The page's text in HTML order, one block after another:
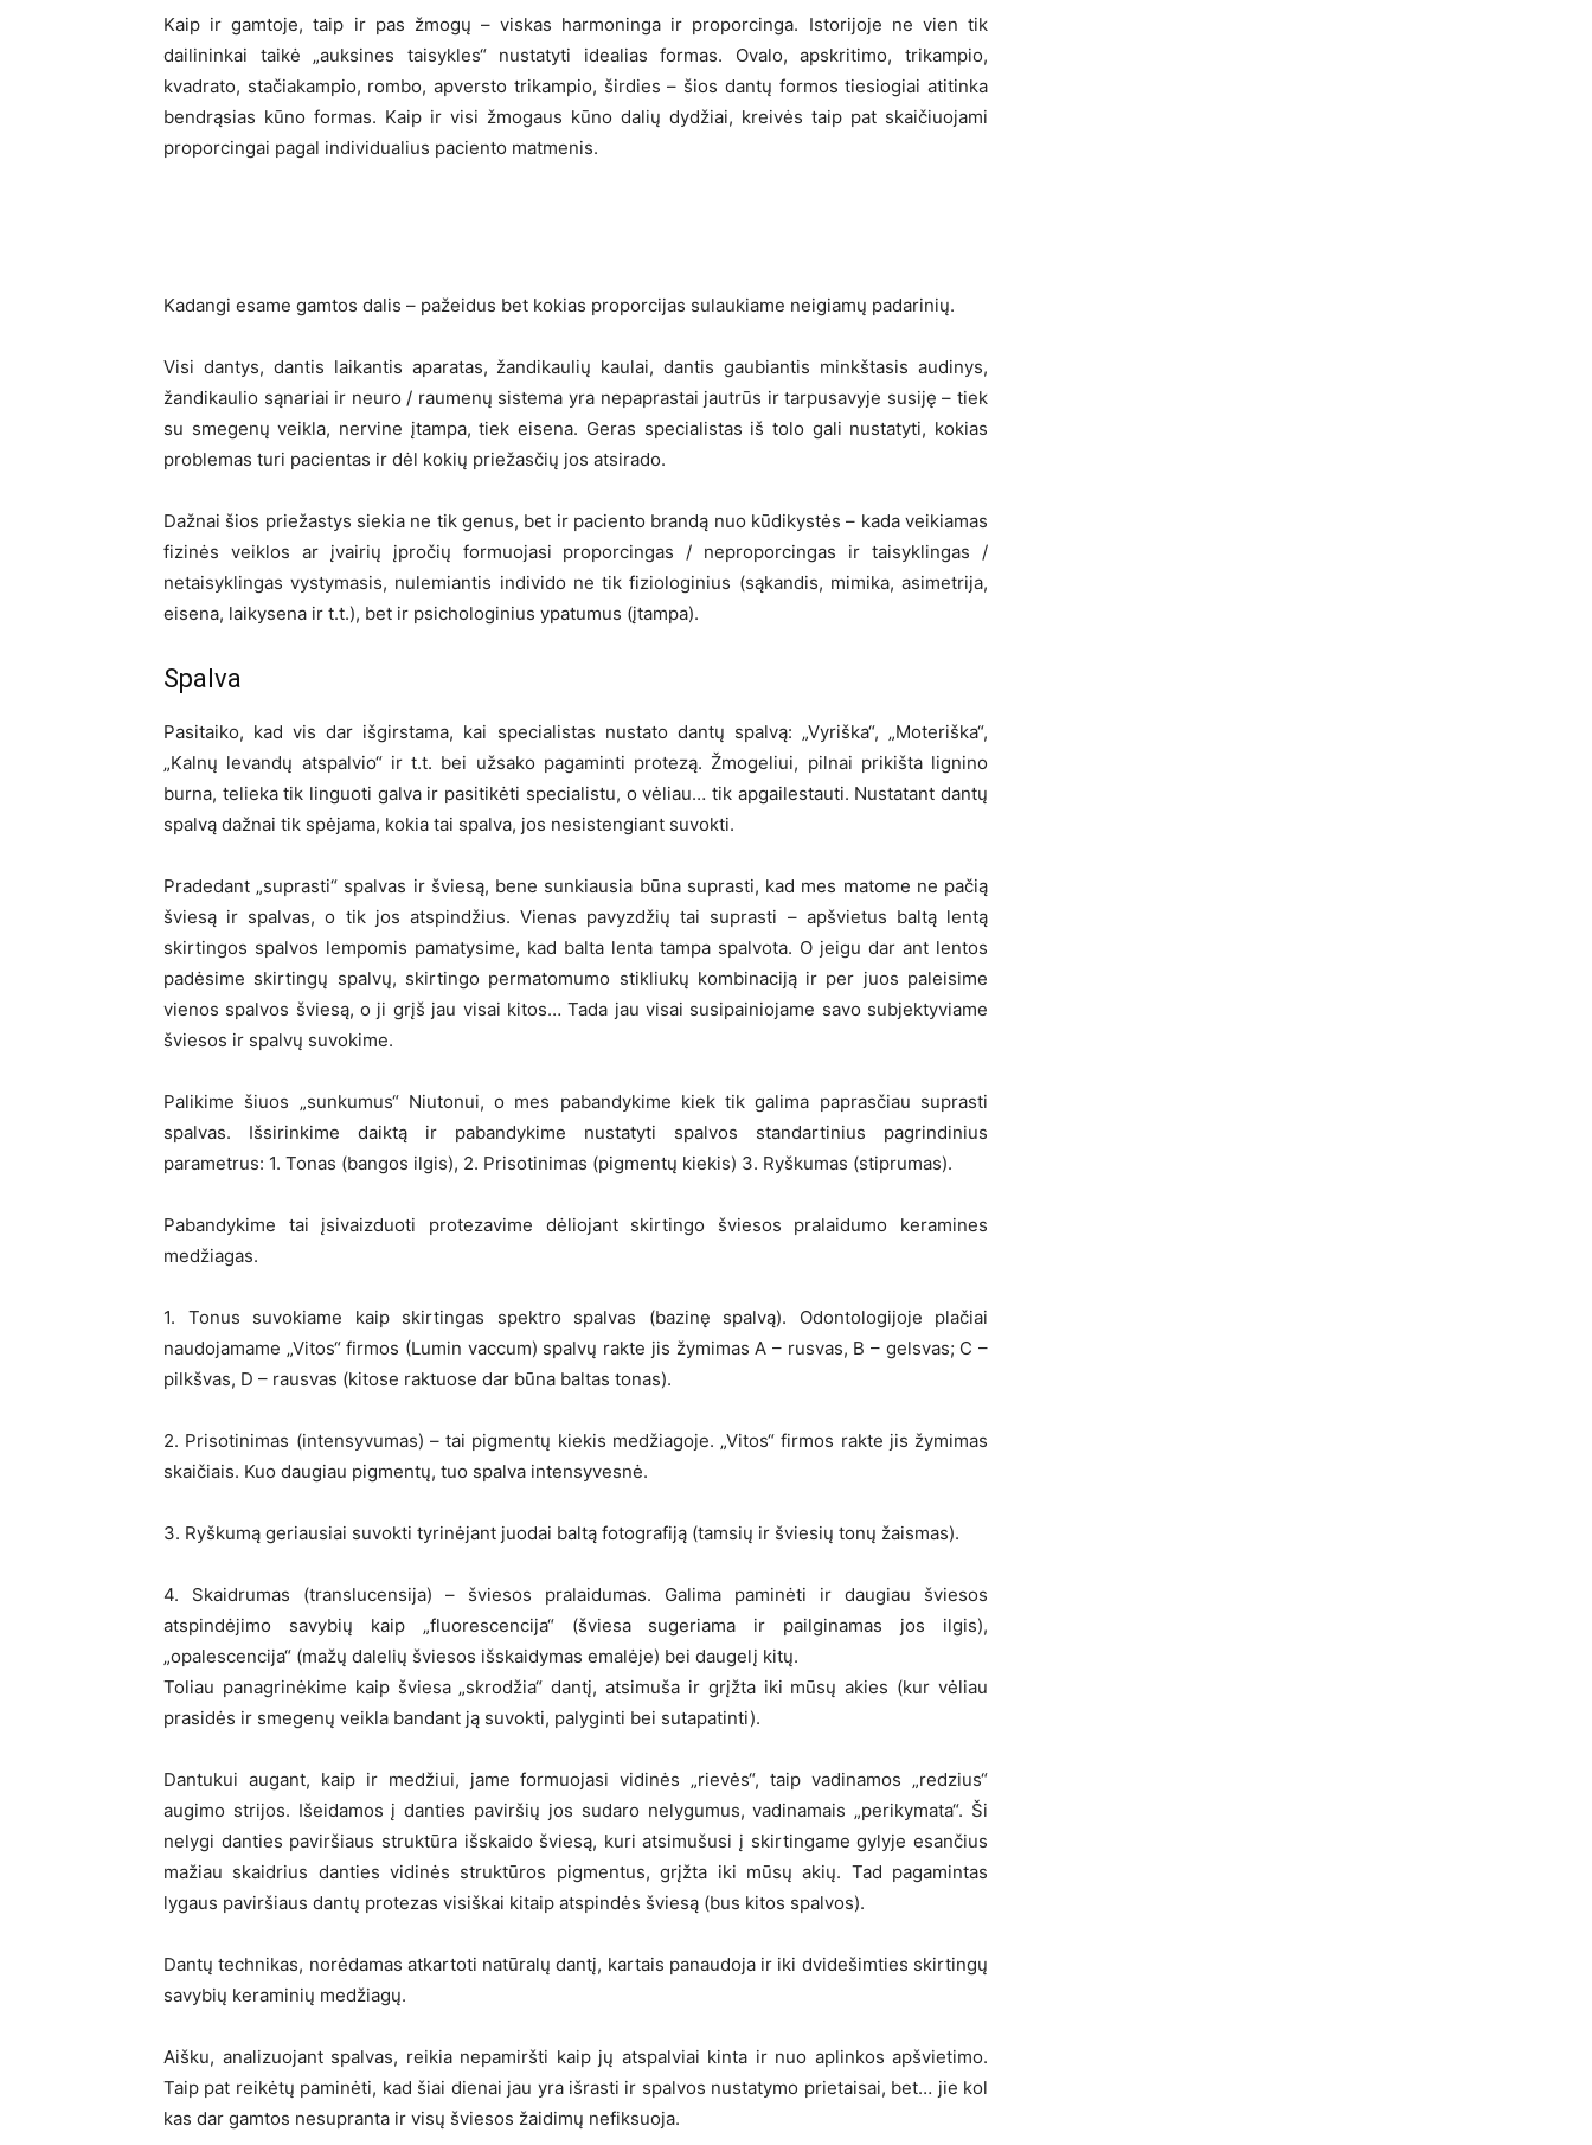
Kaip ir gamtoje, taip ir pas žmogų – viskas harmoninga ir proporcinga. Istorijoje ne vien tik
dailininkai taikė „auksines taisykles“ nustatyti idealias formas. Ovalo, apskritimo, trikampio,
kvadrato, stačiakampio, rombo, apversto trikampio, širdies – šios dantų formos tiesiogiai atitinka
bendrąsias kūno formas. Kaip ir visi žmogaus kūno dalių dydžiai, kreivės taip pat skaičiuojami
proporcingai pagal individualius paciento matmenis.
Kadangi esame gamtos dalis – pažeidus bet kokias proporcijas sulaukiame neigiamų padarinių.
Visi dantys, dantis laikantis aparatas, žandikaulių kaulai, dantis gaubiantis minkštasis audinys,
žandikaulio sąnariai ir neuro / raumenų sistema yra nepaprastai jautrūs ir tarpusavyje susiję – tiek
su smegenų veikla, nervine įtampa, tiek eisena. Geras specialistas iš tolo gali nustatyti, kokias
problemas turi pacientas ir dėl kokių priežasčių jos atsirado.
Dažnai šios priežastys siekia ne tik genus, bet ir paciento brandą nuo kūdikystės – kada veikiamas
fizinės veiklos ar įvairių įpročių formuojasi proporcingas / neproporcingas ir taisyklingas /
netaisyklingas vystymasis, nulemiantis individo ne tik fiziologinius (sąkandis, mimika, asimetrija,
eisena, laikysena ir t.t.), bet ir psichologinius ypatumus (įtampa).
Spalva
Pasitaiko, kad vis dar išgirstama, kai specialistas nustato dantų spalvą: „Vyriška“, „Moteriška“,
„Kalnų levandų atspalvio“ ir t.t. bei užsako pagaminti protezą. Žmogeliui, pilnai prikišta lignino
burna, telieka tik linguoti galva ir pasitikėti specialistu, o vėliau… tik apgailestauti. Nustatant dantų
spalvą dažnai tik spėjama, kokia tai spalva, jos nesistengiant suvokti.
Pradedant „suprasti“ spalvas ir šviesą, bene sunkiausia būna suprasti, kad mes matome ne pačią
šviesą ir spalvas, o tik jos atspindžius. Vienas pavyzdžių tai suprasti – apšvietus baltą lentą
skirtingos spalvos lempomis pamatysime, kad balta lenta tampa spalvota. O jeigu dar ant lentos
padėsime skirtingų spalvų, skirtingo permatomumo stikliukų kombinaciją ir per juos paleisime
vienos spalvos šviesą, o ji grįš jau visai kitos… Tada jau visai susipainiojame savo subjektyviame
šviesos ir spalvų suvokime.
Palikime šiuos „sunkumus“ Niutonui, o mes pabandykime kiek tik galima paprasčiau suprasti
spalvas. Išsirinkime daiktą ir pabandykime nustatyti spalvos standartinius pagrindinius
parametrus: 1. Tonas (bangos ilgis), 2. Prisotinimas (pigmentų kiekis) 3. Ryškumas (stiprumas).
Pabandykime tai įsivaizduoti protezavime dėliojant skirtingo šviesos pralaidumo keramines
medžiagas.
1. Tonus suvokiame kaip skirtingas spektro spalvas (bazinę spalvą). Odontologijoje plačiai
naudojamame „Vitos“ firmos (Lumin vaccum) spalvų rakte jis žymimas A – rusvas, B – gelsvas; C –
pilkšvas, D – rausvas (kitose raktuose dar būna baltas tonas).
2. Prisotinimas (intensyvumas) – tai pigmentų kiekis medžiagoje. „Vitos“ firmos rakte jis žymimas
skaičiais. Kuo daugiau pigmentų, tuo spalva intensyvesnė.
3. Ryškumą geriausiai suvokti tyrinėjant juodai baltą fotografiją (tamsių ir šviesių tonų žaismas).
4. Skaidrumas (translucensija) – šviesos pralaidumas. Galima paminėti ir daugiau šviesos
atspindėjimo savybių kaip „fluorescencija“ (šviesa sugeriama ir pailginamas jos ilgis),
„opalescencija“ (mažų dalelių šviesos išskaidymas emalėje) bei daugelį kitų.
Toliau panagrinėkime kaip šviesa „skrodžia“ dantį, atsimuša ir grįžta iki mūsų akies (kur vėliau
prasidės ir smegenų veikla bandant ją suvokti, palyginti bei sutapatinti).
Dantukui augant, kaip ir medžiui, jame formuojasi vidinės „rievės“, taip vadinamos „redzius“
augimo strijos. Išeidamos į danties paviršių jos sudaro nelygumus, vadinamais „perikymata“. Ši
nelygi danties paviršiaus struktūra išskaido šviesą, kuri atsimušusi į skirtingame gylyje esančius
mažiau skaidrius danties vidinės struktūros pigmentus, grįžta iki mūsų akių. Tad pagamintas
lygaus paviršiaus dantų protezas visiškai kitaip atspindės šviesą (bus kitos spalvos).
Dantų technikas, norėdamas atkartoti natūralų dantį, kartais panaudoja ir iki dvidešimties skirtingų
savybių keraminių medžiagų.
Aišku, analizuojant spalvas, reikia nepamiršti kaip jų atspalviai kinta ir nuo aplinkos apšvietimo.
Taip pat reikėtų paminėti, kad šiai dienai jau yra išrasti ir spalvos nustatymo prietaisai, bet… jie kol
kas dar gamtos nesupranta ir visų šviesos žaidimų nefiksuoja.